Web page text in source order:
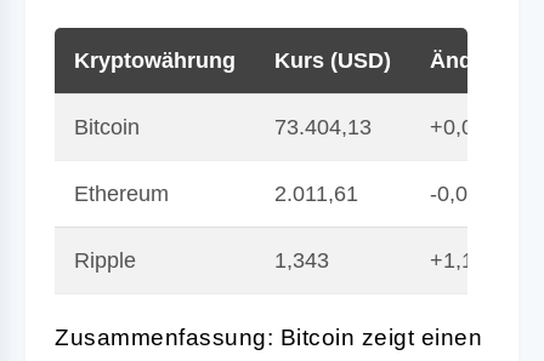
Kryptowährung Kurs (USD) Änderung
Bitcoin 73.404,13 +0,03
Ethereum 2.011,61 -0,01
Ripple 1,343 +1,15
Zusammenfassung: Bitcoin zeigt einen